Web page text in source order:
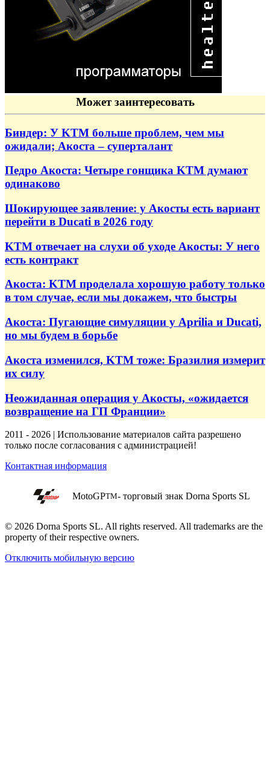
Может заинтересовать
Биндер: У KTM больше проблем, чем мы
ожидали; Акоста – суперталант
Педро Акоста: Четыре гонщика KTM думают
одинаково
Шокирующее заявление: у Акосты есть вариант
перейти в Ducati в 2026 году
KTM отвечает на слухи об уходе Акосты: У него
есть контракт
Акоста: KTM проделала хорошую работу только
в том случае, если мы докажем, что быстры
Акоста: Пугающие симуляции у Aprilia и Ducati,
но мы будем в борьбе
Акоста изменился, KTM тоже: Бразилия измерит
их силу
Неожиданная операция у Акосты, «ожидается
возвращение на ГП Франции»
2011 - 2026 | Использование материалов сайта разрешено
только после согласования с администрацией!
Контактная информация
MotoGPTM- торговый знак Dorna Sports SL
© 2026 Dorna Sports SL. All rights reserved. All trademarks are the
property of their respective owners.
Отключить мобильную версию